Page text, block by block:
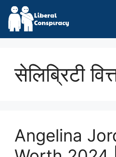
Skip
content
सेलिब्रिटी
Angelina